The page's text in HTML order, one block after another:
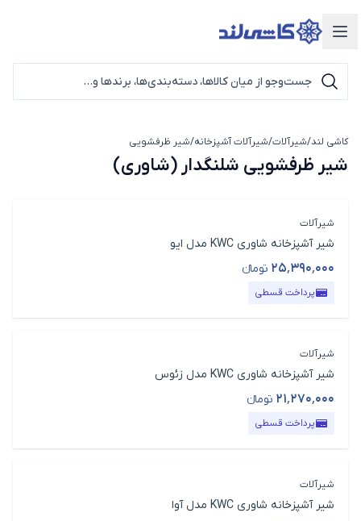
دسته‌بندی محصولات
کاشی لند/شیرآلات/شیرآلات آشپزخانه/شیر ظرفشویی
شیر ظرفشویی شلنگدار (شاوری)
شیرآلات
شیر آشپزخانه شاوری KWC مدل ایو
۲۵٬۳۹۰٬۰۰۰ تومانءقیمت محصول
پرداخت قسطی
شیرآلات
شیر آشپزخانه شاوری KWC مدل زئوس
۲۱٬۲۷۰٬۰۰۰ تومانء
قیمت محصول
پرداخت قسطی
شیرآلات
شیر آشپزخانه شاوری KWC مدل آوا